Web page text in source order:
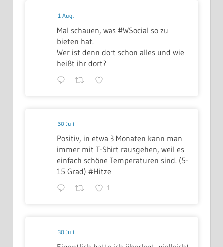
1 Aug.
Mal schauen, was #WSocial so zu
bieten hat.
Wer ist denn dort schon alles und wie
heißt ihr dort?
30 Juli
Positiv, in etwa 3 Monaten kann man
immer mit T-Shirt rausgehen, weil es
einfach schöne Temperaturen sind. (5-
15 Grad) #Hitze
1
30 Juli